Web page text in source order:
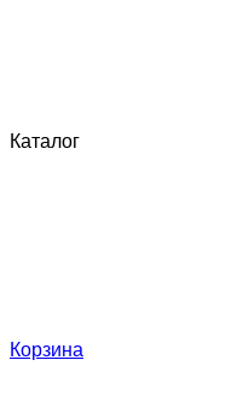
Каталог
Корзина